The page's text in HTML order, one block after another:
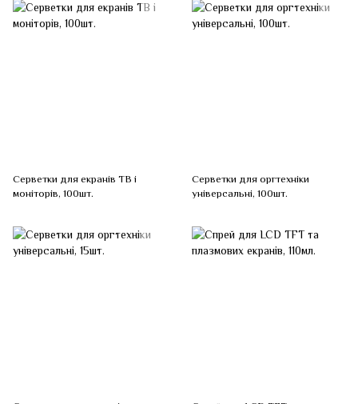
Серветки для екранів ТВ і
моніторів, 100шт.
Серветки для оргтехніки
універсальні, 100шт.